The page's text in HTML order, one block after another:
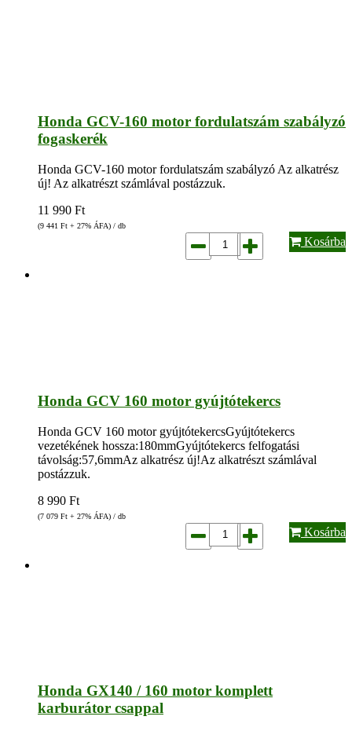
Honda GCV-160 motor fordulatszám szabályzó
fogaskerék
Honda GCV-160 motor fordulatszám szabályzó Az alkatrész
új! Az alkatrészt számlával postázzuk.
11 990 Ft
(9 441 Ft + 27% ÁFA) / db
Kosárba
Honda GCV 160 motor gyújtótekercs
Honda GCV 160 motor gyújtótekercsGyújtótekercs
vezetékének hossza:180mmGyújtótekercs felfogatási
távolság:57,6mmAz alkatrész új!Az alkatrészt számlával
postázzuk.
8 990 Ft
(7 079 Ft + 27% ÁFA) / db
Kosárba
Honda GX140 / 160 motor komplett
karburátor csappal